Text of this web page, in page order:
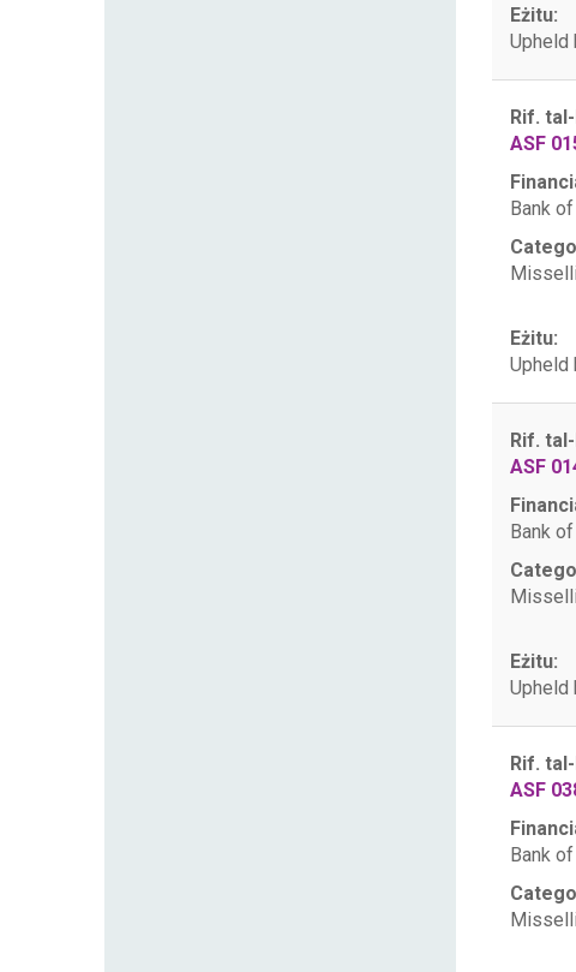
Eżitu:
Upheld
Rif.
ASF
Bank
Eżitu:
Upheld
Rif.
ASF
Bank
Eżitu:
Upheld
Rif.
ASF
Bank